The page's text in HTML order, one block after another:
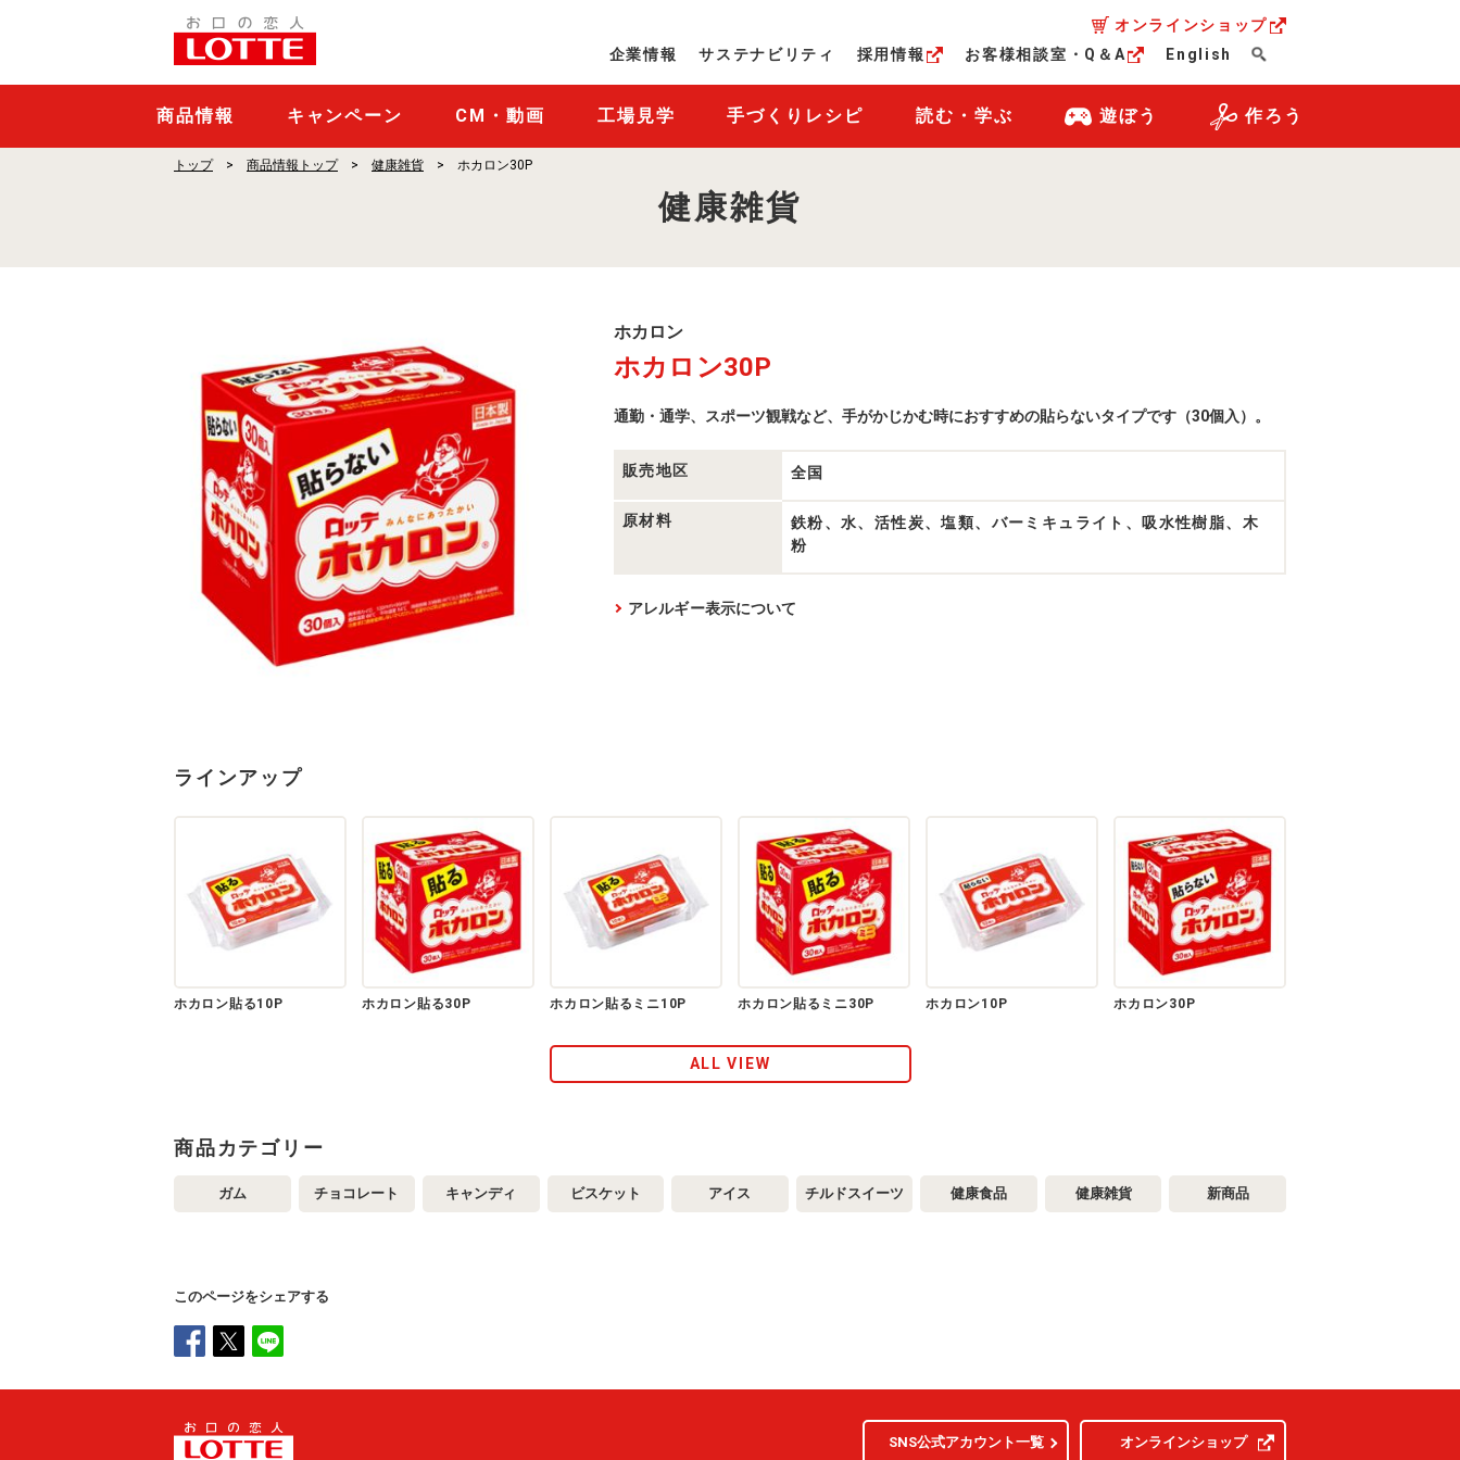
ロ
30P
オンラインショップ
企業情報
サステナビリティ 採用情報 お客様相談室・Q＆A English
商品情報 キャンペーン CM・動画 工場見学 手づくりレシピ 読む・学ぶ 遊ぼう 作ろう
トップ 商品情報トップ 健康雑貨 ホカロン30P
健康雑貨
ホ
ロ
ン
品
覧
ホカロン
ホカロン30P
通勤・通学、スポーツ観戦など、手がかじかむ時におすすめの貼らないタイプです（30個入）。
販売地区 全国
原材料
鉄粉、水、活性炭、塩類、バーミキュライト、吸水性樹脂、木
粉
アレルギー表示について
ラインアップ
ホカロン貼る10P ホカロン貼る30P ホカロン貼るミニ10P ホカロン貼るミニ30P ホカロン10P ホカロン30P
ALL VIEW
商品カテゴリー
ガム チョコレート キャンディ ビスケット アイス チルドスイーツ 健康食品 健康雑貨 新商品
このページをシェアする
SNS公式アカウント一覧 オンラインショップ